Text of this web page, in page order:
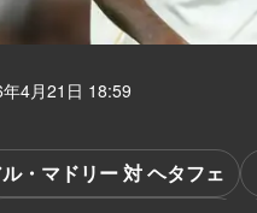
4月21日 18:59
・マドリー 対 ヘタフェ